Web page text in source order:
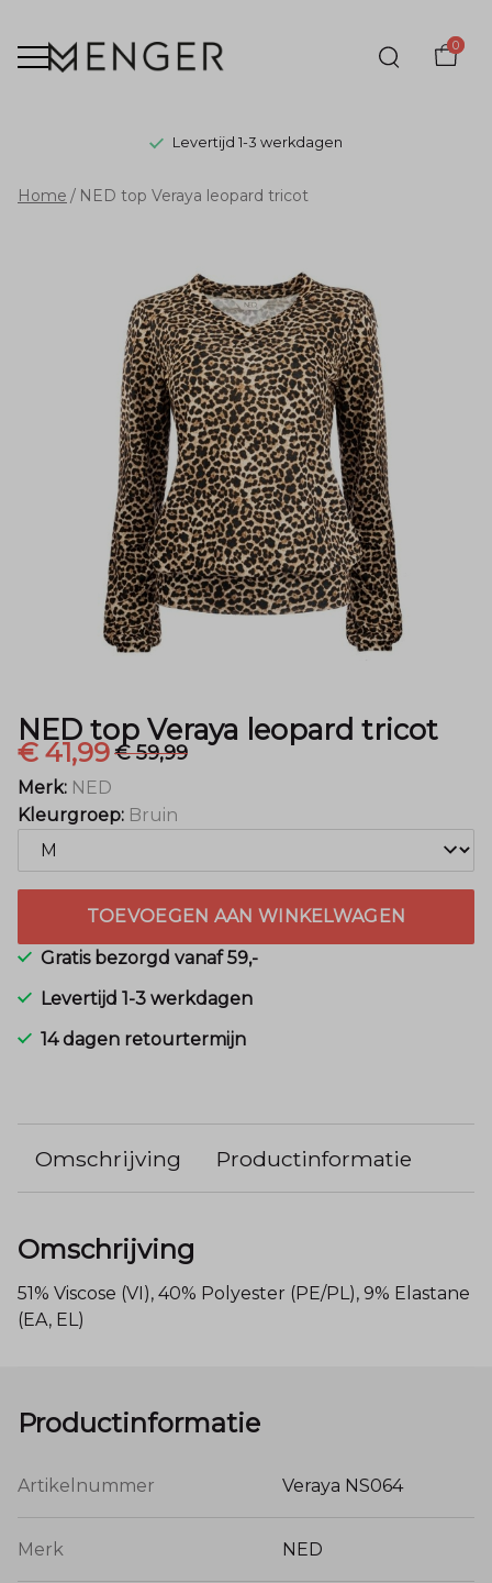
0
Levertijd 1-3 werkdagen
NED
Veraya
leopard
tricot
Menger
Mode
Home NED top Veraya leopard tricot
NED top Veraya leopard tricot
€ 41,99€ 59,99
Merk: NED
Kleurgroep: Bruin
TOEVOEGEN AAN WINKELWAGEN
Gratis bezorgd vanaf 59,-
Levertijd 1-3 werkdagen
14 dagen retourtermijn
Omschrijving Productinformatie
Omschrijving
51% Viscose (VI), 40% Polyester (PE/PL), 9% Elastane
(EA, EL)
Productinformatie
Artikelnummer Veraya NS064
Merk NED